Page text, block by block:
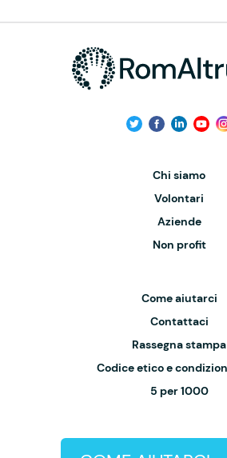
Chi siamo
Volontari
Aziende
Non profit
Come aiutarci
Contattaci
Rassegna stampa
Codice etico e
5 per 1000